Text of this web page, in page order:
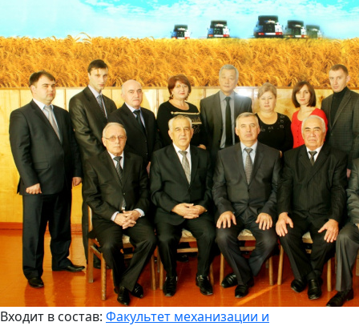
Входит в состав: Факультет механизации и